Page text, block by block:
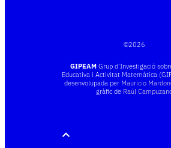
©2026
GIPEAMGrup d’Investigació
Educativa i Activitat Matemàtica
desenvolupada per Mauricio
gràfic de Raúl